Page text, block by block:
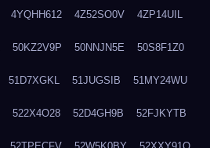
4YQHH612 4Z52SO0V 4ZP14UIL
50KZ2V9P 50NNJN5E 50S8F1Z0
51D7XGKL 51JUGSIB 51MY24WU
522X4O28 52D4GH9B 52FJKYTB